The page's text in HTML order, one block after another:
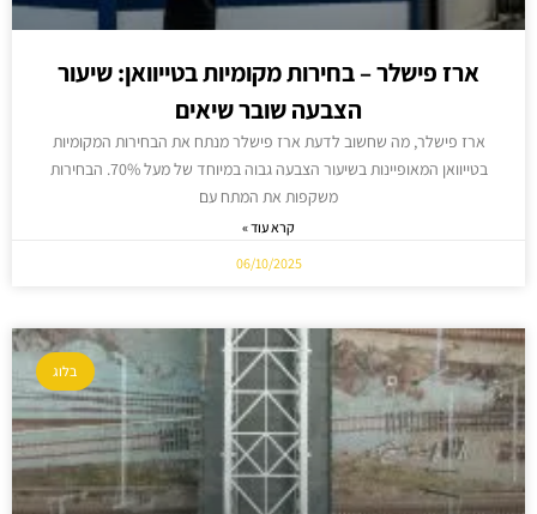
ארז פישלר – בחירות מקומיות בטייוואן: שיעור
הצבעה שובר שיאים
ארז פישלר, מה שחשוב לדעת ארז פישלר מנתח את הבחירות המקומיות
בטייוואן המאופיינות בשיעור הצבעה גבוה במיוחד של מעל 70%. הבחירות
משקפות את המתח עם
קרא עוד »
06/10/2025
בלוג